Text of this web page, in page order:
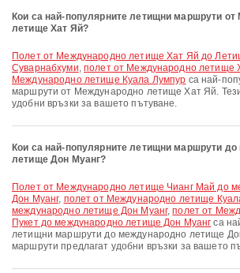
Кои са най-популярните летищни маршрути
летище Хат Яй?
полет от Международно летище Хат Яй до Летище Банкок
Суварнабхуми, полет от Международно летище
Международно летище Куала Лумпур са най-
маршрути от Международно летище Хат Яй.
удобни връзки за вашето пътуване.
Кои са най-популярните летищни маршрути
летище Дон Муанг?
полет от Международно летище Чианг Май до международно летище
Дон Муанг, полет от Международно летище
международно летище Дон Муанг,полет от
Пукет до международно летище Дон Муанг са
летищни маршрути до международно летище
маршрути предлагат удобни връзки за вашето